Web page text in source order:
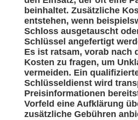
beinhaltet. Zusätzliche
entstehen, wenn
Schloss ausgetauscht
Schlüssel angefertigt
Es ist ratsam, vorab nach
Kosten zu fragen, um
vermeiden. Ein
Schlüsseldienst wird
Preisinformationen
Vorfeld eine Aufklärung
zusätzliche Gebühren